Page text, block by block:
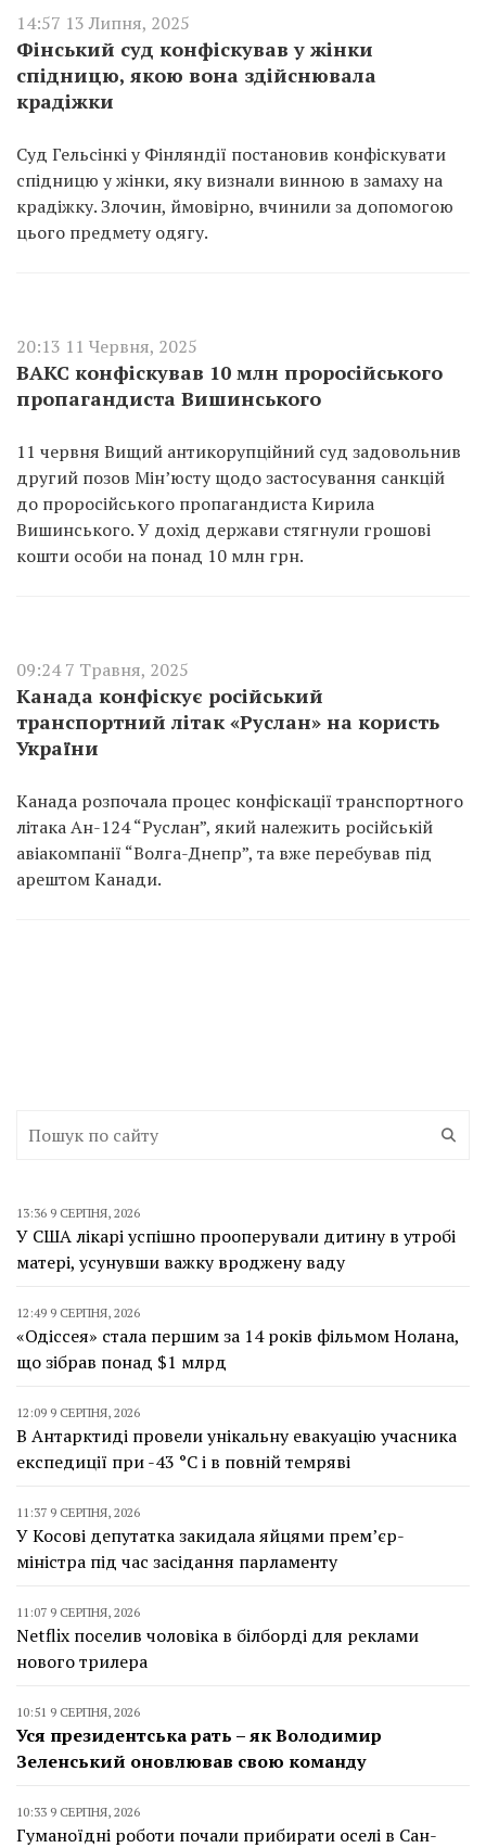
14:57 13 Липня, 2025
Фінський суд конфіскував у жінки
спідницю, якою вона здійснювала
крадіжки
Суд Гельсінкі у Фінляндії постановив конфіскувати
спідницю у жінки, яку визнали винною в замаху на
крадіжку. Злочин, ймовірно, вчинили за допомогою
цього предмету одягу.
20:13 11 Червня, 2025
ВАКС конфіскував 10 млн проросійського
пропагандиста Вишинського
11 червня Вищий антикорупційний суд задовольнив
другий позов Мін’юсту щодо застосування санкцій
до проросійського пропагандиста Кирила
Вишинського. У дохід держави стягнули грошові
кошти особи на понад 10 млн грн.
09:24 7 Травня, 2025
Канада конфіскує російський
транспортний літак «Руслан» на користь
України
Канада розпочала процес конфіскації транспортного
літака Ан-124 “Руслан”, який належить російській
авіакомпанії “Волга-Днепр”, та вже перебував під
арештом Канади.
13:36 9 СЕРПНЯ, 2026
У США лікарі успішно прооперували дитину в утробі
матері, усунувши важку вроджену ваду
12:49 9 СЕРПНЯ, 2026
«Одіссея» стала першим за 14 років фільмом Нолана,
що зібрав понад $1 млрд
12:09 9 СЕРПНЯ, 2026
В Антарктиді провели унікальну евакуацію учасника
експедиції при -43 °C і в повній темряві
11:37 9 СЕРПНЯ, 2026
У Косові депутатка закидала яйцями прем’єр-
міністра під час засідання парламенту
11:07 9 СЕРПНЯ, 2026
Netflix поселив чоловіка в білборді для реклами
нового трилера
10:51 9 СЕРПНЯ, 2026
Уся президентська рать – як Володимир
Зеленський оновлював свою команду
10:33 9 СЕРПНЯ, 2026
Гуманоїдні роботи почали прибирати оселі в Сан-